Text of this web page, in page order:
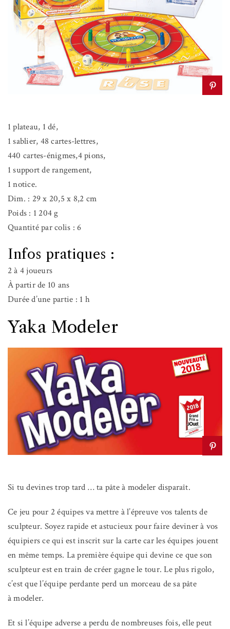
1 plateau, 1 dé,
1 sablier, 48 cartes-lettres,
440 cartes-énigmes,4 pions,
1 support de rangement,
1 notice.
Dim. : 29 x 20,5 x 8,2 cm
Poids : 1 204 g
Quantité par colis : 6
Infos pratiques :
2 à 4 joueurs
À partir de 10 ans
Durée d’une partie : 1 h
Yaka Modeler
Si tu devines trop tard … ta pâte à modeler disparaît.
Ce jeu pour 2 équipes va mettre à l’épreuve vos talents de
sculpteur. Soyez rapide et astucieux pour faire deviner à vos
équipiers ce qui est inscrit sur la carte car les équipes jouent
en même temps. La première équipe qui devine ce que son
sculpteur est en train de créer gagne le tour. Le plus rigolo,
c’est que l’équipe perdante perd un morceau de sa pâte
à modeler.
Et si l’équipe adverse a perdu de nombreuses fois, elle peut